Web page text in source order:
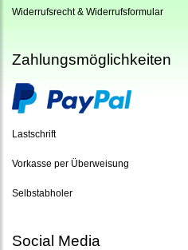
Widerrufsrecht & Widerrufsformular
Zahlungsmöglichkeiten
Lastschrift
Vorkasse per Überweisung
Selbstabholer
Social Media